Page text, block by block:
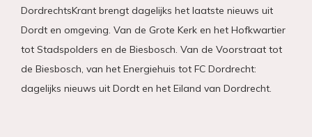
DordrechtsKrant brengt dagelijks het laatste nieuws uit
Dordt en omgeving. Van de Grote Kerk en het Hofkwartier
tot Stadspolders en de Biesbosch. Van de Voorstraat tot
de Biesbosch, van het Energiehuis tot FC Dordrecht:
dagelijks nieuws uit Dordt en het Eiland van Dordrecht.